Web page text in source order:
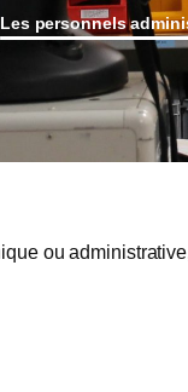
Les personnels
ou